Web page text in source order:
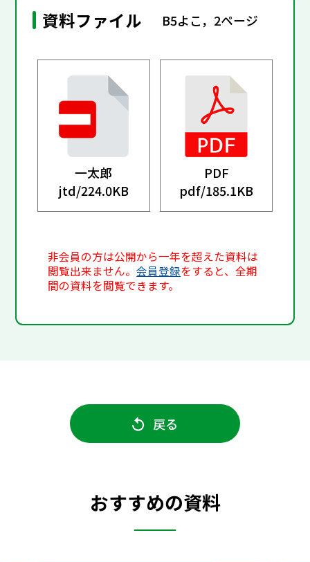
資料ファイル B5よこ，2ページ
一太郎
jtd/224.0KB
PDF
pdf/185.1KB
非会員の方は公開から一年を超えた資料は
閲覧出来ません。会員登録をすると、全期
間の資料を閲覧できます。
戻る
おすすめの資料